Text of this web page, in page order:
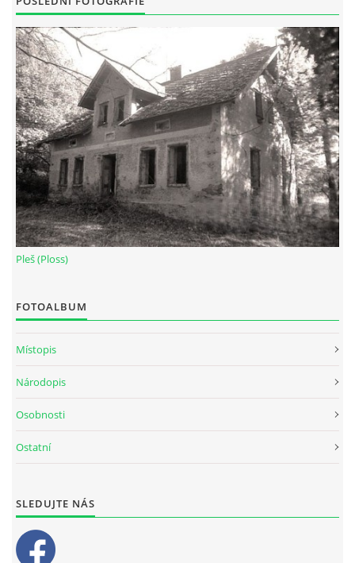
info@domdej.cz
--------------------------------------------------------------
Tento projekt je realizován za finanční podpory
města Domažlice.
© 2026 eStránky.cz |Aktualizováno: 17. 7. 2026 |Nahoru ↑
Pleš (Ploss)
FOTOALBUM
Místopis
Národopis
Osobnosti
Ostatní
SLEDUJTE NÁS